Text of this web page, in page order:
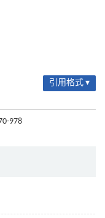
引用格式 ▾
978